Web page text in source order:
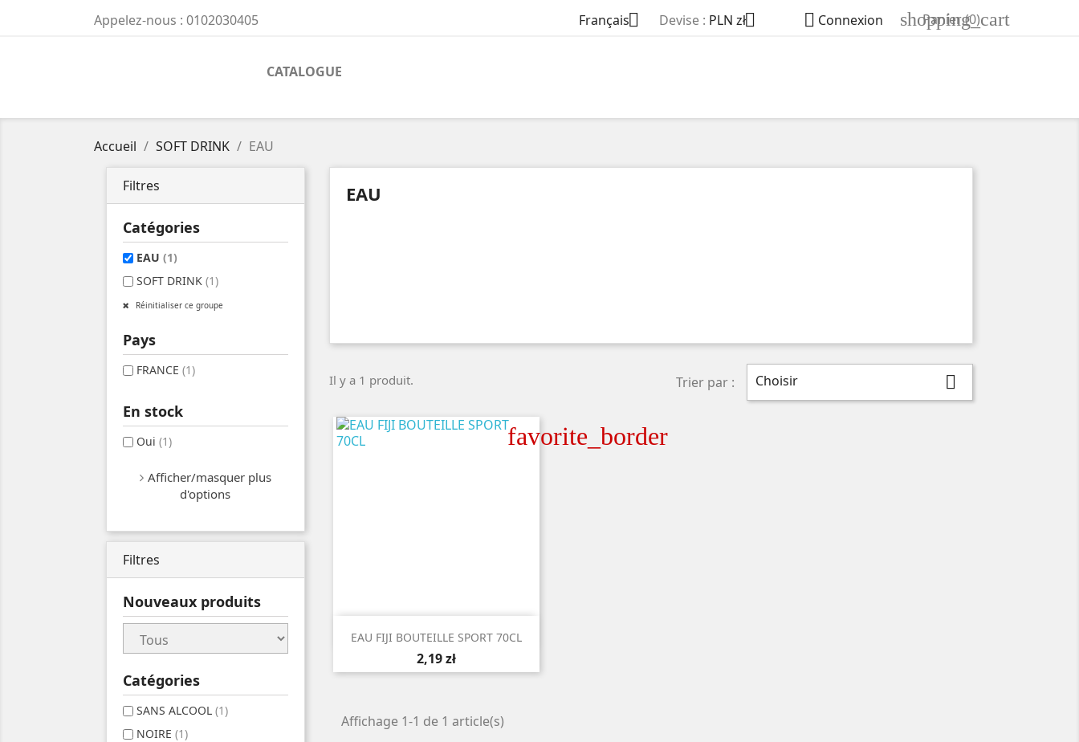
Appelez-nous : 0102030405 Français Devise : PLN zł  Connexion shopping_cart
Panier(0)
CATALOGUE
Accueil SOFT DRINK EAU
Filtres
Catégories
EAU (1)
SOFT DRINK (1)
Réinitialiser ce groupe
Pays
FRANCE (1)
En stock
Oui (1)
Afficher/masquer plus
d'options
Filtres
Nouveaux produits
Catégories
SANS ALCOOL (1)
NOIRE (1)
EAU
Il y a 1 produit. Trier par : Choisir 
favorite_border
 Aperçu rapide
EAU FIJI BOUTEILLE SPORT 70CL
2,19 zł
Affichage 1-1 de 1 article(s)